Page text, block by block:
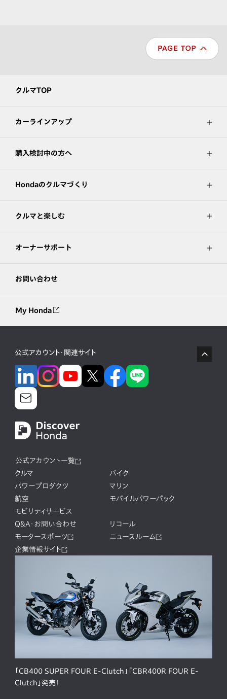
クルマTOP
カーラインアップ
購入検討中の方へ
Hondaのクルマづくり
クルマと楽しむ
オーナーサポート
お問い合わせ
My Honda
公式アカウント・関連サイト
公式アカウント一覧
クルマ
バイク
パワープロダクツ
マリン
航空
モバイルパワーパック
モビリティサービス
Q&A・お問い合わせ
リコール
モータースポーツ
ニュースルーム
企業情報サイト
「CB400 SUPER FOUR E-Clutch」「CBR400R FOUR E-
Clutch」発売！